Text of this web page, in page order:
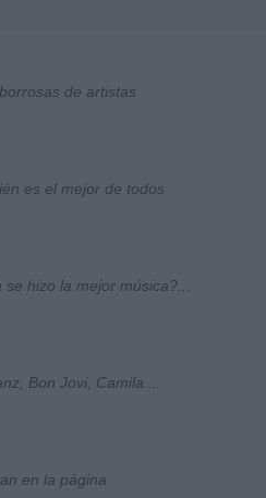
de artistas
es el mejor de todos
hizo la mejor música?...
Bon Jovi, Camila...
en la página